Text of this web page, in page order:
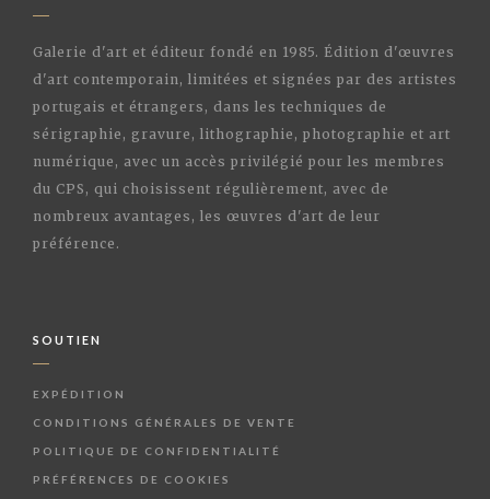
Galerie d'art et éditeur fondé en 1985. Édition d'œuvres
d'art contemporain, limitées et signées par des artistes
portugais et étrangers, dans les techniques de
sérigraphie, gravure, lithographie, photographie et art
numérique, avec un accès privilégié pour les membres
du CPS, qui choisissent régulièrement, avec de
nombreux avantages, les œuvres d'art de leur
préférence.
SOUTIEN
EXPÉDITION
CONDITIONS GÉNÉRALES DE VENTE
POLITIQUE DE CONFIDENTIALITÉ
PRÉFÉRENCES DE COOKIES